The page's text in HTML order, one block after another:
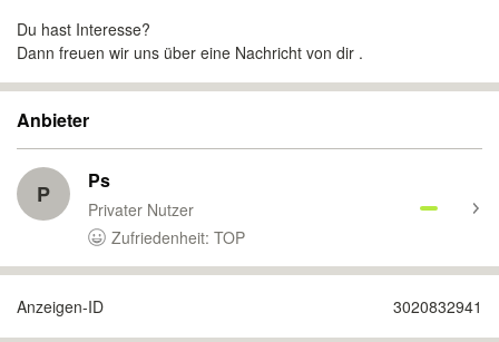
Du hast Interesse?
Dann freuen wir uns über eine Nachricht von dir .
Anbieter
P Ps
Privater Nutzer
Zufriedenheit: TOP
Anzeigen-ID 3020832941